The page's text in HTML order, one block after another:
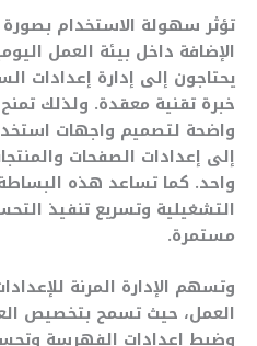
تؤثر سهولة الاستخدام
الإضافة داخل بيئة العمل
يحتاجون إلى إدارة إعدادات
خبرة تقنية معقدة. ولذلك تمنح
واضحة لتصميم واجهات
إلى إعدادات الصفحات
واحد. كما تساعد هذه
التشغيلية وتسريع تنفيذ
مستمرة.
وتسهم الإدارة المرنة
العمل، حيث تسمح بتخصيص
وضبط إعدادات الفهرسة